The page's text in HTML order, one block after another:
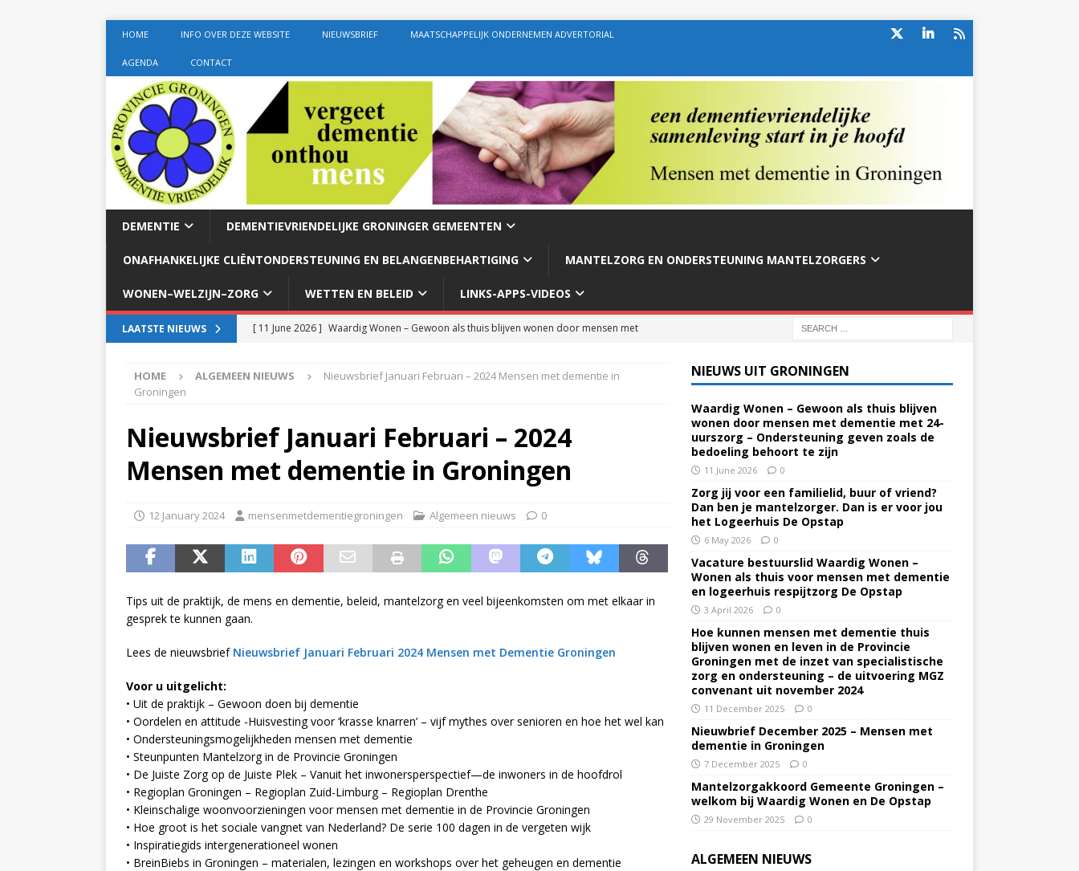
HOME INFO OVER DEZE WEBSITE NIEUWSBRIEF MAATSCHAPPELIJK ONDERNEMEN ADVERTORIAL
AGENDA CONTACT
DEMENTIE DEMENTIEVRIENDELIJKE GRONINGER GEMEENTEN
ONAFHANKELIJKE CLIËNTONDERSTEUNING EN BELANGENBEHARTIGING MANTELZORG EN ONDERSTEUNING MANTELZORGERS
WONEN–WELZIJN–ZORG WETTEN EN BELEID LINKS-APPS-VIDEOS
LAATSTE NIEUWS [ 11 June 2026 ] Waardig Wonen – Gewoon als thuis blijven wonen door mensen met
APPINGEDAM
is er voor jou het Logeerhuis De Opstap
GRONINGEN
[ 3 May 2026 ] Nieuwsbrief Mei 2026 – Mensen met dementie in Groningen
[ 6 April 2026 ] Nieuwsbrief April 2026 – Mensen met dementie in Groningen
ALGEMEEN NIEUWS
[ 24 June 2026 ] Nieuwsbrief Juni-Juli 2026 – Mensen met dementie in Groningen
ALGEMEEN NIEUWS
HOME ALGEMEEN NIEUWS
Nieuwsbrief Januari Februari – 2024 Mensen met dementie in
Groningen
Nieuwsbrief Januari Februari – 2024
Mensen met dementie in Groningen
12 January 2024 mensenmetdementiegroningen Algemeen nieuws 0
Tips uit de praktijk, de mens en dementie, beleid, mantelzorg en veel bijeenkomsten om met elkaar in
gesprek te kunnen gaan.
Lees de nieuwsbrief Nieuwsbrief Januari Februari 2024 Mensen met Dementie Groningen
Voor u uitgelicht:
• Uit de praktijk – Gewoon doen bij dementie
• Oordelen en attitude -Huisvesting voor ‘krasse knarren’ – vijf mythes over senioren en hoe het wel kan
• Ondersteuningsmogelijkheden mensen met dementie
• Steunpunten Mantelzorg in de Provincie Groningen
• De Juiste Zorg op de Juiste Plek – Vanuit het inwonersperspectief—de inwoners in de hoofdrol
• Regioplan Groningen – Regioplan Zuid-Limburg – Regioplan Drenthe
• Kleinschalige woonvoorzieningen voor mensen met dementie in de Provincie Groningen
• Hoe groot is het sociale vangnet van Nederland? De serie 100 dagen in de vergeten wijk
• Inspiratiegids intergenerationeel wonen
• BreinBiebs in Groningen – materialen, lezingen en workshops over het geheugen en dementie
NIEUWS UIT GRONINGEN
Waardig Wonen – Gewoon als thuis blijven
wonen door mensen met dementie met 24-
uurszorg – Ondersteuning geven zoals de
bedoeling behoort te zijn
11 June 2026 0
Zorg jij voor een familielid, buur of vriend?
Dan ben je mantelzorger. Dan is er voor jou
het Logeerhuis De Opstap
6 May 2026 0
Vacature bestuurslid Waardig Wonen –
Wonen als thuis voor mensen met dementie
en logeerhuis respijtzorg De Opstap
3 April 2026 0
Hoe kunnen mensen met dementie thuis
blijven wonen en leven in de Provincie
Groningen met de inzet van specialistische
zorg en ondersteuning – de uitvoering MGZ
convenant uit november 2024
11 December 2025 0
Nieuwbrief December 2025 – Mensen met
dementie in Groningen
7 December 2025 0
Mantelzorgakkoord Gemeente Groningen –
welkom bij Waardig Wonen en De Opstap
29 November 2025 0
ALGEMEEN NIEUWS